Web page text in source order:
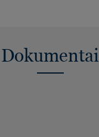
Dokumentai